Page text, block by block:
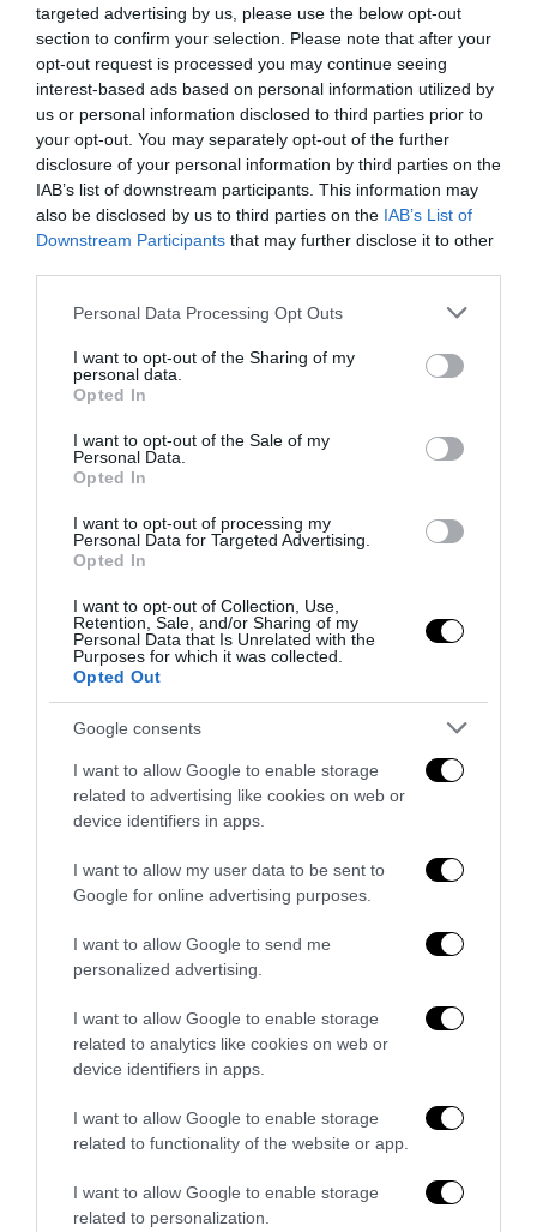
targeted advertising by us, please use the below opt-out
section to confirm your selection. Please note that after your
opt-out request is processed you may continue seeing
interest-based ads based on personal information utilized by
us or personal information disclosed to third parties prior to
your opt-out. You may separately opt-out of the further
disclosure of your personal information by third parties on the
IAB’s list of downstream participants. This information may
also be disclosed by us to third parties on the IAB’s List of
Downstream Participants that may further disclose it to other
Please note that this website/app uses one or more Google
not limited to your visit or usage behaviour. You may click to
grant or deny consent to Google and its third-party tags to
use your data for below specified purposes in below Google
consent section.
Personal Data Processing Opt Outs
I want to opt-out of the Sharing of my
personal data.
Opted In
I want to opt-out of the Sale of my
Personal Data.
Opted In
I want to opt-out of processing my
Personal Data for Targeted Advertising.
Opted In
I want to opt-out of Collection, Use,
Retention, Sale, and/or Sharing of my
Personal Data that Is Unrelated with the
Purposes for which it was collected.
Opted Out
Google consents
I want to allow Google to enable storage
related to advertising like cookies on web or
device identifiers in apps.
I want to allow my user data to be sent to
Google for online advertising purposes.
I want to allow Google to send me
personalized advertising.
I want to allow Google to enable storage
related to analytics like cookies on web or
device identifiers in apps.
I want to allow Google to enable storage
related to functionality of the website or app.
I want to allow Google to enable storage
related to personalization.
l’antifascismo copia il fascismo
Remigrazione, il Copasir riconosce all’antifascismo il
veto del disordine